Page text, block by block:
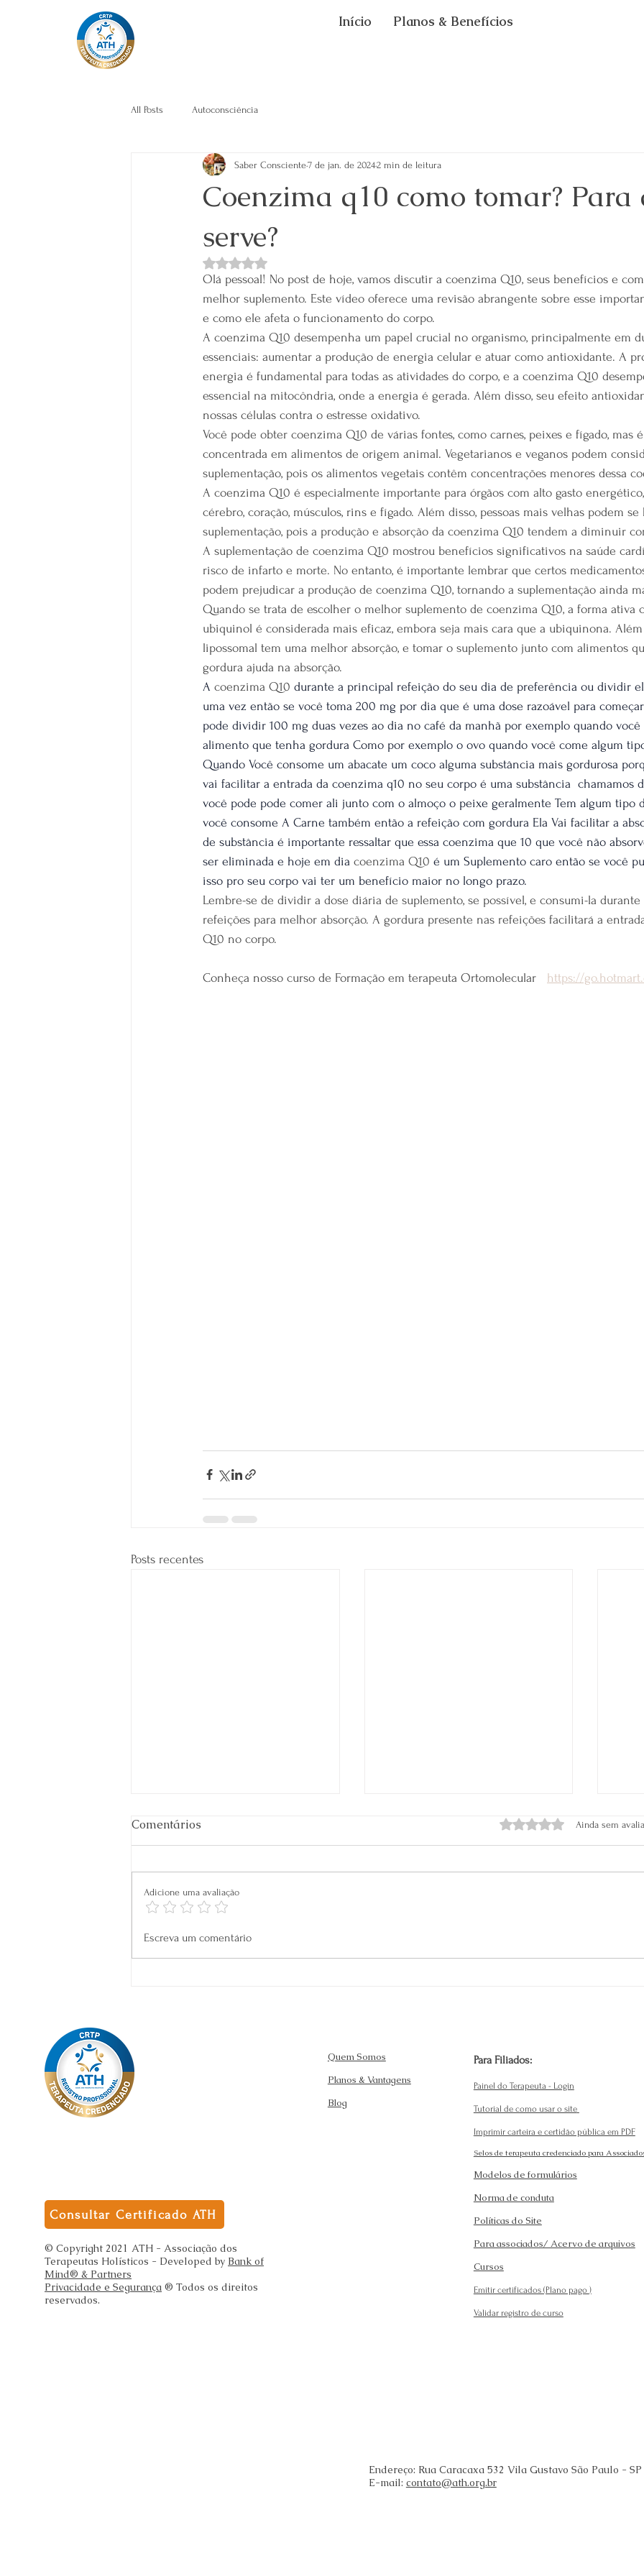
Início Planos & Benefícios
All Posts Autoconsciência
Coenzima q10 como tomar? Para
serve?
Saber Consciente7 de jan. de 20242 min de leitura
Avaliado com NaN de 5 estrelas.
Olá pessoal! No post de hoje, vamos discutir a coenzima Q10, seus benefícios e
melhor suplemento. Este vídeo oferece uma revisão abrangente sobre esse
e como ele afeta o funcionamento do corpo.
A coenzima Q10 desempenha um papel crucial no organismo, principalmente em
essenciais: aumentar a produção de energia celular e atuar como antioxidante. A
energia é fundamental para todas as atividades do corpo, e a coenzima Q10
essencial na mitocôndria, onde a energia é gerada. Além disso, seu efeito
nossas células contra o estresse oxidativo.
Você pode obter coenzima Q10 de várias fontes, como carnes, peixes e fígado, mas
concentrada em alimentos de origem animal. Vegetarianos e veganos podem
suplementação, pois os alimentos vegetais contêm concentrações menores dessa
A coenzima Q10 é especialmente importante para órgãos com alto gasto
cérebro, coração, músculos, rins e fígado. Além disso, pessoas mais velhas podem
suplementação, pois a produção e absorção da coenzima Q10 tendem a diminuir
A suplementação de coenzima Q10 mostrou benefícios significativos na saúde
risco de infarto e morte. No entanto, é importante lembrar que certos
podem prejudicar a produção de coenzima Q10, tornando a suplementação ainda
Quando se trata de escolher o melhor suplemento de coenzima Q10, a forma ativa
ubiquinol é considerada mais eficaz, embora seja mais cara que a ubiquinona. Além
lipossomal tem uma melhor absorção, e tomar o suplemento junto com alimentos
gordura ajuda na absorção.
A coenzima Q10 durante a principal refeição do seu dia de preferência ou dividir
uma vez então se você toma 200 mg por dia que é uma dose razoável para
pode dividir 100 mg duas vezes ao dia no café da manhã por exemplo quando você
alimento que tenha gordura Como por exemplo o ovo quando você come algum
Quando Você consome um abacate um coco alguma substância mais gordurosa
vai facilitar a entrada da coenzima q10 no seu corpo é uma substância  chamamos
você pode pode comer ali junto com o almoço o peixe geralmente Tem algum tipo
você consome A Carne também então a refeição com gordura Ela Vai facilitar a
de substância é importante ressaltar que essa coenzima que 10 que você não
ser eliminada e hoje em dia coenzima Q10 é um Suplemento caro então se você
isso pro seu corpo vai ter um benefício maior no longo prazo.
Lembre-se de dividir a dose diária de suplemento, se possível, e consumi-la
refeições para melhor absorção. A gordura presente nas refeições facilitará a
Q10 no corpo.
Conheça nosso curso de Formação em terapeuta Ortomolecular https://
Posts recentes
Avaliação Ansiedade
Comentários Avaliado com 0 de 5
Ainda sem
Adicione uma avaliação
Escreva um comentário
Consultar Certificado ATH
© Copyright 2021 ATH - Associação dos
Terapeutas Holísticos - Developed by Bank of
Mind® & Partners
Privacidade e Segurança ® Todos os direitos
reservados.
Quem Somos
Planos & Vantagens
Blog
Para Filiados:
Painel do Terapeuta - Login
Tutorial de como usar o site
Imprimir carteira e certidão pública em PDF
Selos de terapeuta credenciado para
Modelos de formulários
Norma de conduta
Políticas do Site
Para associados/ Acervo de arquivos
Cursos
Emitir certificados (Plano pago )
Validar registro de curso
Endereço: Rua Caracaxa 532 Vila Gustavo São Paulo - SP
E-mail: contato@ath.org.br